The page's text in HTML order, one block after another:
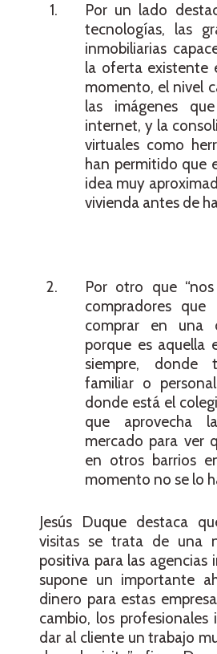
Por un lado
tecnologías, las
inmobiliarias
la oferta existente
momento, el nivel
las imágenes
internet, y la
virtuales como
han permitido que
idea muy
vivienda antes de
Por otro que
compradores
comprar en una
porque es aquella
siempre, donde
familiar o
donde está el
que aprovecha
mercado para ver
en otros barrios
momento no se lo
Jesús Duque destaca
visitas se trata de una
positiva para las agencias
supone un importante
dinero para estas
cambio, los profesionales
dar al cliente un trabajo